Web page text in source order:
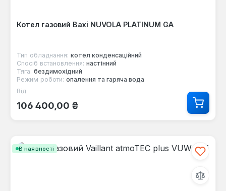
Котел газовий Baxi NUVOLA PLATINUM GA
Тип обладнання: котел конденсаційний
Спосіб встановлення: настінний
Тяга: бездимохідний
Режим роботи: опалення та гаряча вода
Звичайна ціна:
Від
106 400,00 ₴
В наявності